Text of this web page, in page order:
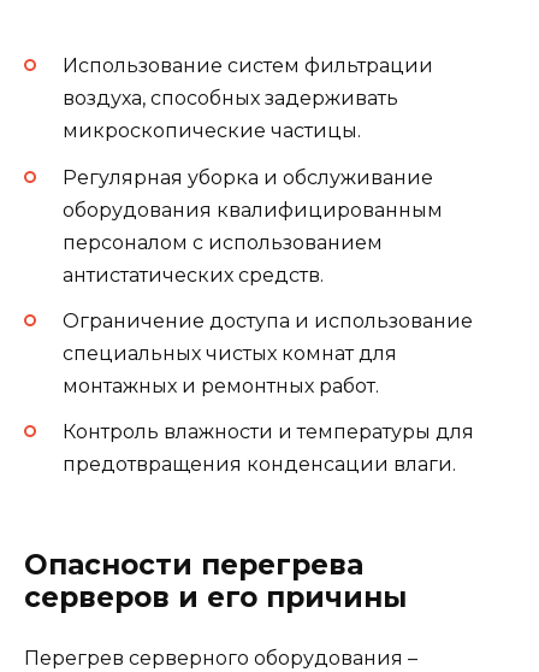
Использование систем фильтрации
воздуха, способных задерживать
микроскопические частицы.
Регулярная уборка и обслуживание
оборудования квалифицированным
персоналом с использованием
антистатических средств.
Ограничение доступа и использование
специальных чистых комнат для
монтажных и ремонтных работ.
Контроль влажности и температуры для
предотвращения конденсации влаги.
Опасности перегрева
серверов и его причины
Перегрев серверного оборудования –